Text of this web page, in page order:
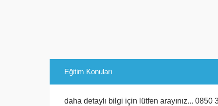
Eğitim Konuları
daha detaylı bilgi için lütfen arayınız... 0850